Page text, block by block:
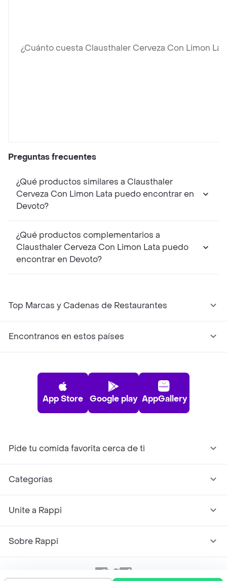
¿Cuánto cuesta Clausthaler Cerveza Con Limon
Preguntas frecuentes
¿Qué productos similares a Clausthaler
Cerveza Con Limon Lata puedo encontrar en
Devoto?
¿Qué productos complementarios a
Clausthaler Cerveza Con Limon Lata puedo
encontrar en Devoto?
Top Marcas y Cadenas de Restaurantes
Encontranos en estos países
App Store Google play AppGallery
Pide tu comida favorita cerca de ti
Categorías
Unite a Rappi
Sobre Rappi
Facebook
TwitterInstagram